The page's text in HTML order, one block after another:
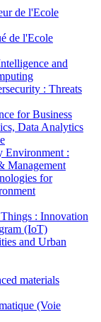
de l'Ecole
de l'Ecole
and
: Threats
for Business
Data Analytics
Environment :
Management
for
: Innovation
(IoT)
and Urban
materials
(Voie